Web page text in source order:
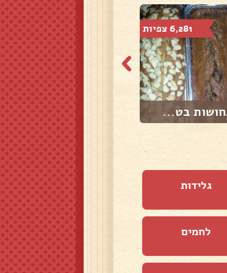
6,281 צפיות
בט...
גלידות
לחמים